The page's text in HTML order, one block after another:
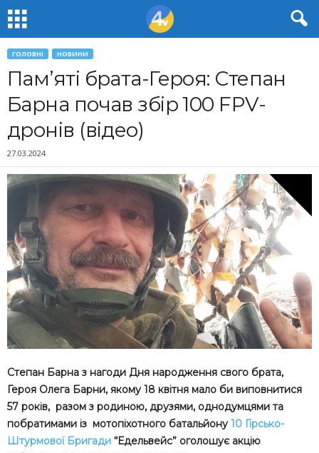
ГОЛОВНІ НОВИНИ
Пам’яті брата-Героя: Степан
Барна почав збір 100 FPV-
дронів (відео)
27.03.2024
Степан Барна з нагоди Дня народження свого брата,
Героя Олега Барни, якому 18 квітня мало би виповнитися
57 років, разом з родиною, друзями, однодумцями та
побратимами із мотопіхотного батальйону10 Гірсько-
Штурмової Бригади “Едельвейс” оголошує акцію